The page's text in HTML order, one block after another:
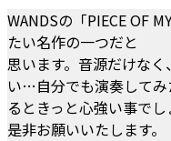
WANDSの「PIECE OF
たい名作の一つだと
思います。音源だけな
い…自分でも演奏して
るときっと心強い事でし
是非お願いいたします。